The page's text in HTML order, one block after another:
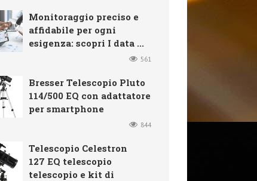
Monitoraggio preciso e
affidabile per ogni
esigenza: scopri I data ...
561
Bresser Telescopio Pluto
114/500 EQ con adattatore
per smartphone
844
Telescopio Celestron
127 EQ telescopio
telescopio e kit di